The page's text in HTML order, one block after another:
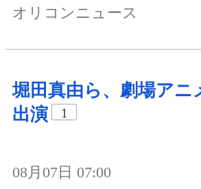
オリコンニュース
堀田真由ら、劇場アニ
出演
1
08月07日 07:00